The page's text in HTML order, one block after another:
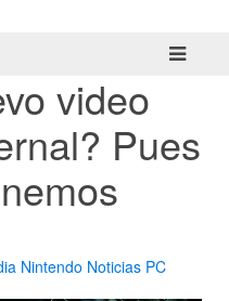
video
Pues
Nintendo Noticias PC